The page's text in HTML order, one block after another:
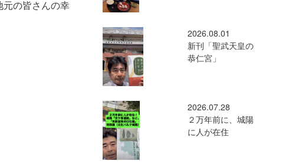
元の皆さんの幸
2026.08.01
新刊「聖武天皇の
恭仁宮」
2026.07.28
２万年前に、城陽
に人が在住